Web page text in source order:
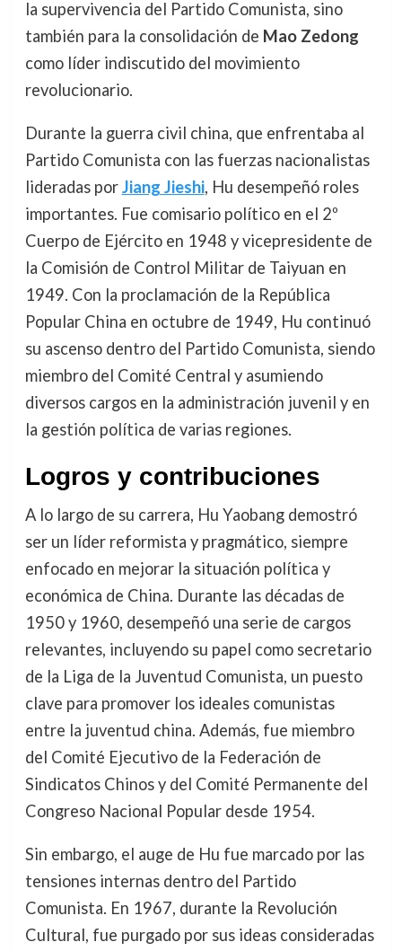
la supervivencia del Partido Comunista, sino
también para la consolidación de Mao Zedong
como líder indiscutido del movimiento
revolucionario.
Durante la guerra civil china, que enfrentaba al
Partido Comunista con las fuerzas nacionalistas
lideradas porJiang Jieshi, Hu desempeñó roles
importantes. Fue comisario político en el 2º
Cuerpo de Ejército en 1948 y vicepresidente de
la Comisión de Control Militar de Taiyuan en
1949. Con la proclamación de la República
Popular China en octubre de 1949, Hu continuó
su ascenso dentro del Partido Comunista, siendo
miembro del Comité Central y asumiendo
diversos cargos en la administración juvenil y en
la gestión política de varias regiones.
Logros y contribuciones
A lo largo de su carrera, Hu Yaobang demostró
ser un líder reformista y pragmático, siempre
enfocado en mejorar la situación política y
económica de China. Durante las décadas de
1950 y 1960, desempeñó una serie de cargos
relevantes, incluyendo su papel como secretario
de la Liga de la Juventud Comunista, un puesto
clave para promover los ideales comunistas
entre la juventud china. Además, fue miembro
del Comité Ejecutivo de la Federación de
Sindicatos Chinos y del Comité Permanente del
Congreso Nacional Popular desde 1954.
Sin embargo, el auge de Hu fue marcado por las
tensiones internas dentro del Partido
Comunista. En 1967, durante la Revolución
Cultural, fue purgado por sus ideas consideradas